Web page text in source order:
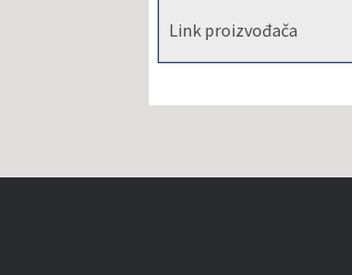
Link proizvođača